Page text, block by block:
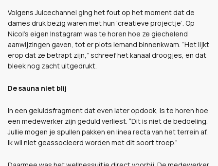
Volgens Juicechannel ging het fout op het moment dat de
dames druk bezig waren met hun ‘creatieve projectje’. Op
Nicol’s eigen Instagram was te horen hoe ze giechelend
aanwijzingen gaven, tot er plots iemand binnenkwam. “Het lijkt
erop dat ze betrapt zijn,” schreef het kanaal droogjes, en dat
bleek nog zacht uitgedrukt.
De sauna niet blij
In een geluidsfragment dat even later opdook, is te horen hoe
een medewerker zijn geduld verliest. “Dit is niet de bedoeling.
Jullie mogen je spullen pakken en linea recta van het terrein af.
Ik wil niet geassocieerd worden met dit soort troep.”